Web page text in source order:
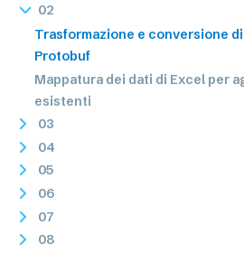
02
Trasformazione e conversione
Protobuf
Mappatura dei dati di Excel per
esistenti
03
04
05
06
07
08